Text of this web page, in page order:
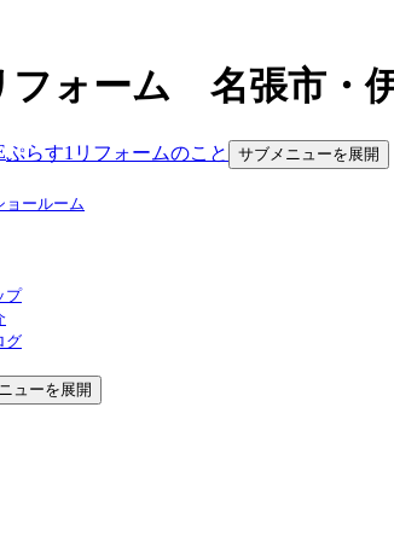
フォーム 名張市・
ぷらす1リフォームのこと
サブメニューを展開
ョールーム
プ
グ
ューを展開